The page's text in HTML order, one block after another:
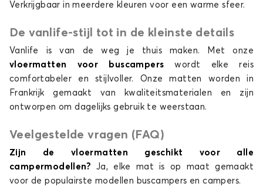
Verkrijgbaar in meerdere kleuren voor een warme sfeer.
De vanlife-stijl tot in de kleinste details
Vanlife is van de weg je thuis maken. Met onze
vloermatten voor buscampers wordt elke reis
comfortabeler en stijlvoller. Onze matten worden in
Frankrijk gemaakt van kwaliteitsmaterialen en zijn
ontworpen om dagelijks gebruik te weerstaan.
Veelgestelde vragen (FAQ)
Zijn de vloermatten geschikt voor alle
campermodellen? Ja, elke mat is op maat gemaakt
voor de populairste modellen buscampers en campers.